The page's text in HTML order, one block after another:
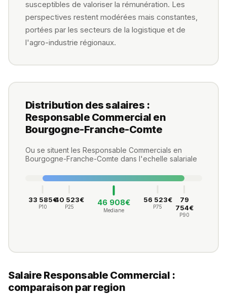
susceptibles de valoriser la rémunération. Les
perspectives restent modérées mais constantes,
portées par les secteurs de la logistique et de
l'agro-industrie régionaux.
Distribution des salaires :
Responsable Commercial en
Bourgogne-Franche-Comte
Ou se situent les Responsable Commercials en
Bourgogne-Franche-Comte dans l'echelle salariale
33 585€
P10
40 523€
P25 46 908€
Mediane
56 523€
P75
79
754€
P90
Salaire Responsable Commercial :
comparaison par region